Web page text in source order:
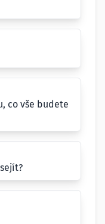
co vše budete